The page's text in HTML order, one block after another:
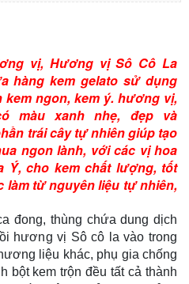
vị, Hương vị Sô Cô La
hàng kem gelato sử dụng
ngon, kem ý. hương vị,
màu xanh nhẹ, đẹp và
trái cây tự nhiên giúp tạo
ngon lành, với các vị hoa
Ý, cho kem chất lượng, tốt
từ nguyên liệu tự nhiên,
đong, thùng chứa dung dịch
hương vị Sô cô la vào trong
liệu khác, phụ gia chống
bột kem trộn đều tất cả thành